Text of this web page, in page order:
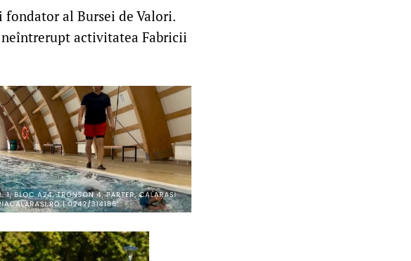
fondator al Bursei de Valori.
activitatea Fabricii